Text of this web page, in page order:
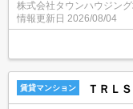
東大宮店まで★
株式会社タウンハウジン
情報更新日 2026/08/04
賃貸マンション ＴＲＬ